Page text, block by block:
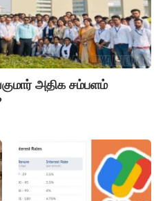
அதிக சம்பளம்